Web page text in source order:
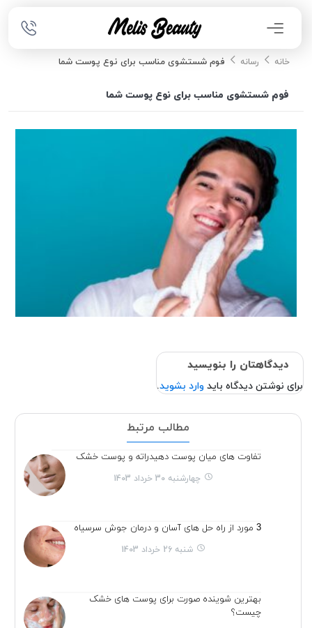
خانه رسانه فوم شستشوی مناسب برای نوع پوست شما
فوم شستشوی مناسب برای نوع پوست شما
دیدگاهتان را بنویسید
برای نوشتن دیدگاه باید وارد بشوید.
مطالب مرتبط
تفاوت های میان پوست دهیدراته و پوست خشک
چهارشنبه 30 خرداد 1403
3 مورد از راه حل های آسان و درمان جوش سرسیاه
شنبه 26 خرداد 1403
بهترین شوینده صورت برای پوست های خشک
چیست؟